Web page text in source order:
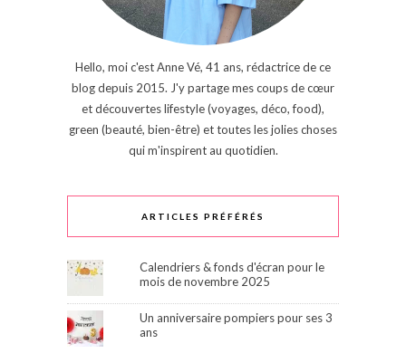
Hello, moi c'est Anne Vé, 41 ans, rédactrice de ce
blog depuis 2015. J'y partage mes coups de cœur
et découvertes lifestyle (voyages, déco, food),
green (beauté, bien-être) et toutes les jolies choses
qui m'inspirent au quotidien.
ARTICLES PRÉFÉRÉS
Calendriers & fonds d'écran pour le
mois de novembre 2025
Un anniversaire pompiers pour ses 3
ans